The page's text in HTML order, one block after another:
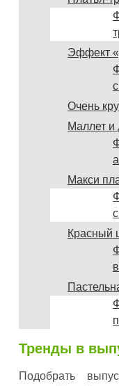
Эффект
Очень
Маллет и
Макси
Красный
Тренды в
Подобрать